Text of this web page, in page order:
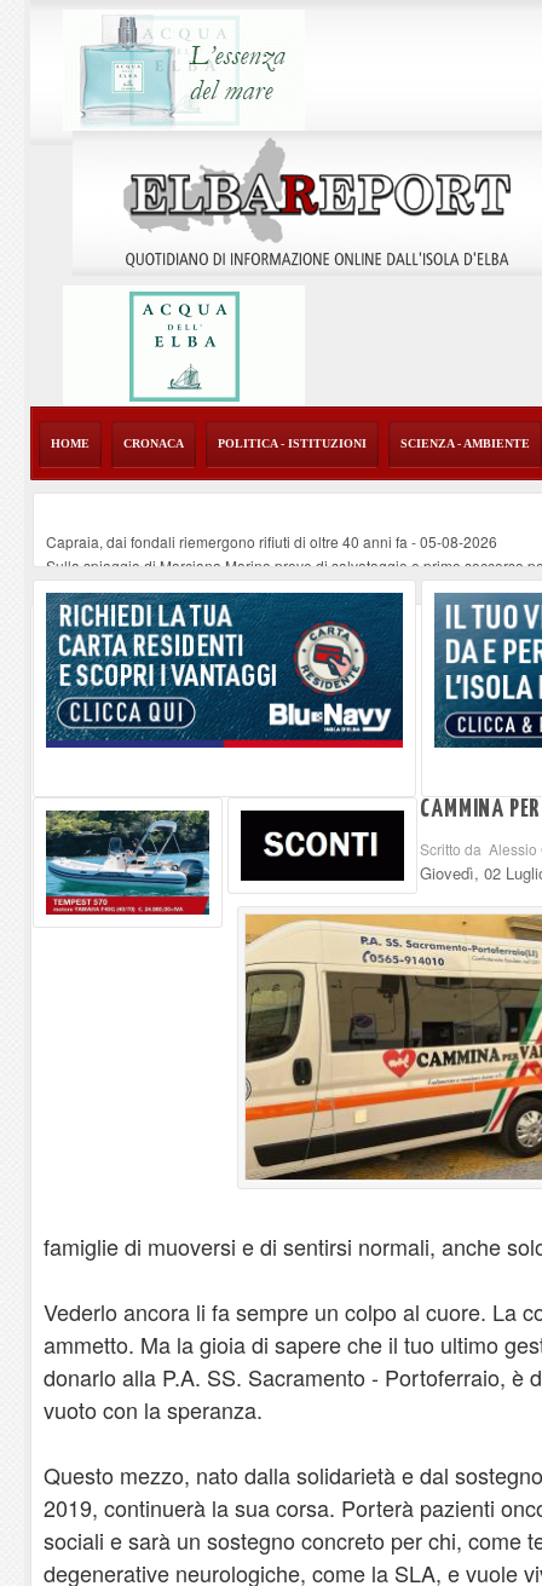
HOME CRONACA POLITICA - ISTITUZIONI SCIENZA - AMBIENTE
Capraia, dai fondali riemergono rifiuti di oltre 40 anni fa -05-08-2026
Sulla spiaggia di Marciana Marina prove di salvataggio e primo soccorso
Rotta Elba–Bali: il viaggio impossibile di Moira Lena Tassi approda al
Il 9 e 11 agosto, due passeggiate alla scoperta di chiese, santi, antichi
Danilo Casali, marinaio decorato dell’Elba e la straordinaria traversata con
CAMMINA
Scritto da Alessio
Giovedì, 02
famiglie di muoversi e di sentirsi normali, anche
​Vederlo ancora li fa sempre un colpo al cuore. La
ammetto. Ma la gioia di sapere che il tuo ultimo
donarlo alla P.A. SS. Sacramento - Portoferraio, è
vuoto con la speranza.
​Questo mezzo, nato dalla solidarietà e dal
2019, continuerà la sua corsa. Porterà pazienti
sociali e sarà un sostegno concreto per chi, come
degenerative neurologiche, come la SLA, e vuole